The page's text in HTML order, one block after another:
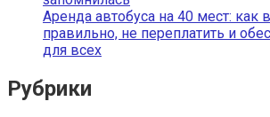
Аренда автобуса на 40 мест: как
правильно, не переплатить и
для всех
Рубрики